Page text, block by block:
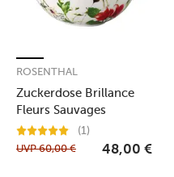
Zuckerdose Brillance
Fleurs Sauvages
ROSENTHAL
(1)
UVP60,00 € 48,00 €